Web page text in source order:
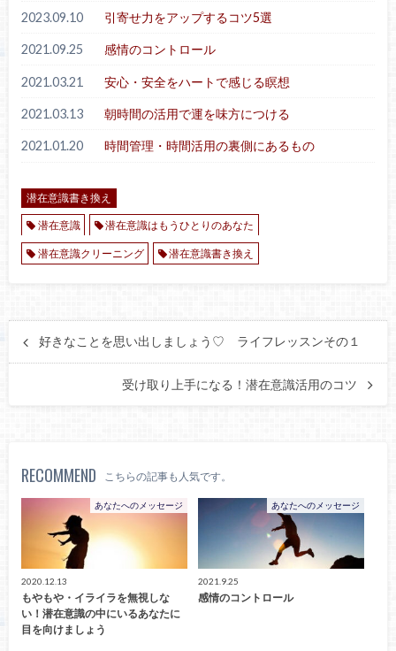
2023.09.10 引寄せ力をアップするコツ5選
2021.09.25 感情のコントロール
2021.03.21 安心・安全をハートで感じる瞑想
2021.03.13 朝時間の活用で運を味方につける
2021.01.20 時間管理・時間活用の裏側にあるもの
潜在意識書き換え
潜在意識
潜在意識はもうひとりのあなた
潜在意識クリーニング 潜在意識書き換え
好きなことを思い出しましょう♡ ライフレッスンその１
受け取り上手になる！潜在意識活用のコツ
RECOMMEND こちらの記事も人気です。
あなたへのメッセージ
2020.12.13
もやもや・イライラを無視しな
い！潜在意識の中にいるあなたに
目を向けましょう
あなたへのメッセージ
2021.9.25
感情のコントロール